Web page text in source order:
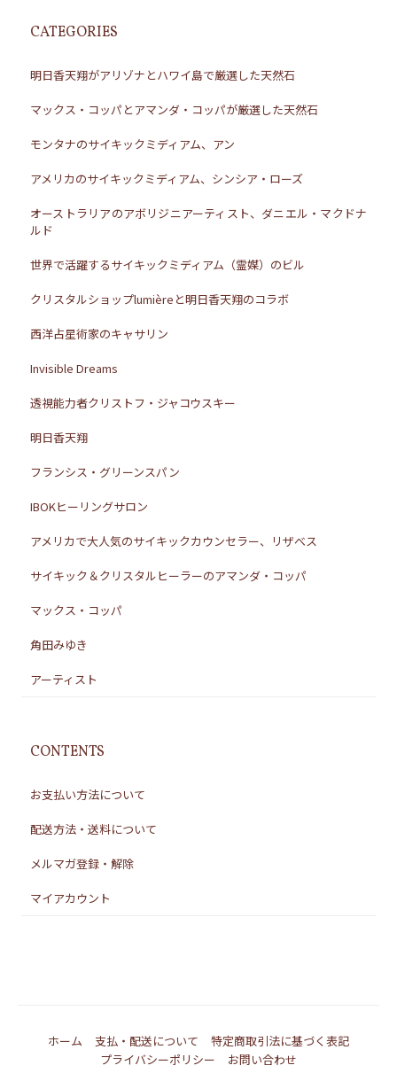
CATEGORIES
明日香天翔がアリゾナとハワイ島で厳選した天然石
マックス・コッパとアマンダ・コッパが厳選した天然石
モンタナのサイキックミディアム、アン
アメリカのサイキックミディアム、シンシア・ローズ
オーストラリアのアボリジニアーティスト、ダニエル・マクドナ
ルド
世界で活躍するサイキックミディアム（霊媒）のビル
クリスタルショップlumièreと明日香天翔のコラボ
西洋占星術家のキャサリン
Invisible Dreams
透視能力者クリストフ・ジャコウスキー
明日香天翔
フランシス・グリーンスパン
IBOKヒーリングサロン
アメリカで大人気のサイキックカウンセラー、リザべス
サイキック＆クリスタルヒーラーのアマンダ・コッパ
マックス・コッパ
角田みゆき
アーティスト
CONTENTS
お支払い方法について
配送方法・送料について
メルマガ登録・解除
マイアカウント
ホーム 支払・配送について
特定商取引法に基づく表記
プライバシーポリシー
お問い合わせ